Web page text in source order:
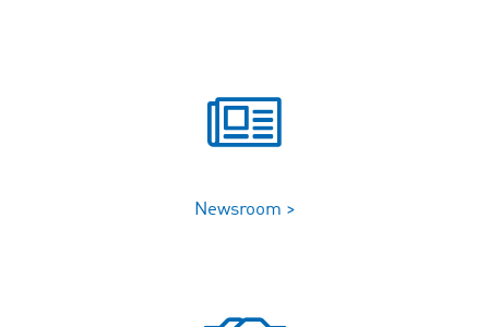
Newsroom >